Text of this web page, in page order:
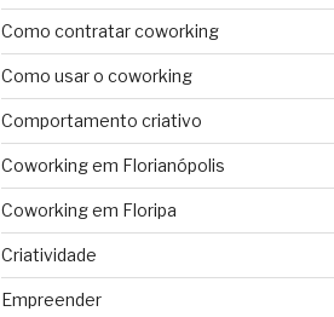
Como contratar coworking
Como usar o coworking
Comportamento criativo
Coworking em Florianópolis
Coworking em Floripa
Criatividade
Empreender